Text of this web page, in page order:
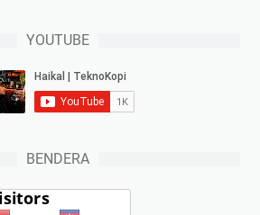
YOUTUBE
BENDERA